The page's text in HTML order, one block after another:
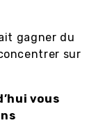
gagner du
sur
vous